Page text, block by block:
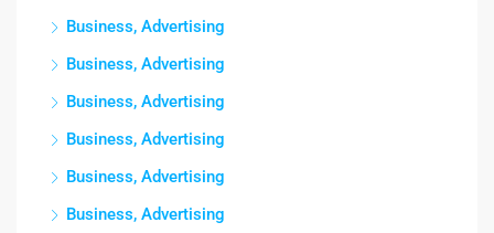
Business, Advertising
Business, Advertising
Business, Advertising
Business, Advertising
Business, Advertising
Business, Advertising